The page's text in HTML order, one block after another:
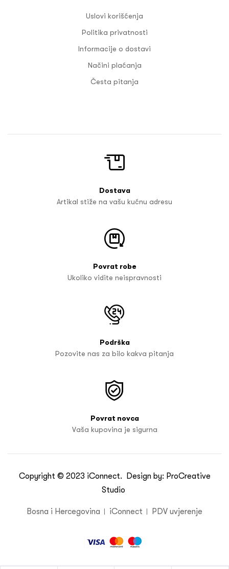
Uslovi korišćenja
Politika privatnosti
Informacije o dostavi
Načini plaćanja
Česta pitanja
Dostava
Artikal stiže na vašu kućnu adresu
Povrat robe
Ukoliko vidite neispravnosti
Podrška
Pozovite nas za bilo kakva pitanja
Povrat novca
Vaša kupovina je sigurna
Copyright © 2023 iConnect. Design by: ProCreative
Studio
Bosna i Hercegovina iConnect PDV uvjerenje